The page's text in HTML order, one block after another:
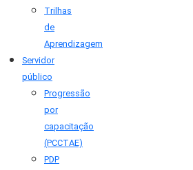
Trilhas
de
Aprendizagem
Servidor
público
Progressão
por
capacitação
(PCCTAE)
PDP